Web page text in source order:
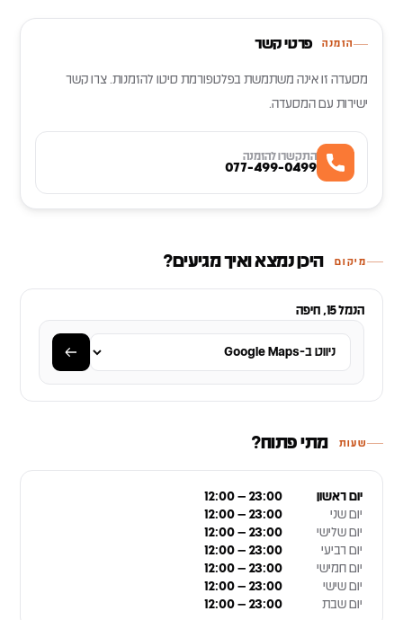
הזמנה פרטי קשר
מסעדה זו אינה משתמשת בפלטפורמת סיטו להזמנות. צרו קשר
ישירות עם המסעדה.
התקשרו להזמנה
077-499-0499
מיקום היכן נמצא ואיך מגיעים?
הנמל 15, חיפה
שעות מתי פתוח?
יום ראשון
12:00 – 23:00
יום שני
12:00 – 23:00
יום שלישי
12:00 – 23:00
יום רביעי
12:00 – 23:00
יום חמישי
12:00 – 23:00
יום שישי
12:00 – 23:00
יום שבת
12:00 – 23:00